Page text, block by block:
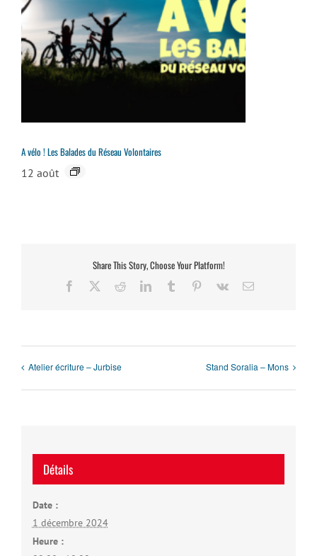
A vélo ! Les Balades du Réseau Volontaires
12 août
Share This Story, Choose Your Platform!
Facebook RedditLinkedInTumblr Pinterest
Vk Email
Atelier écriture – Jurbise Stand Soralia – Mons
Détails
Date :
1 décembre 2024
Heure :